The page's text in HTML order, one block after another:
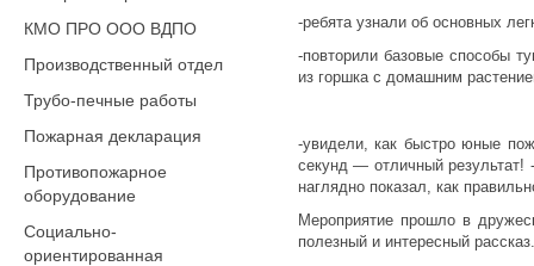
КМО ПРО ООО ВДПО
Производственный отдел
Трубо-печные работы
Пожарная декларация
Противопожарное
оборудование
Социально-
ориентированная
-ребята узнали об основных
-повторили базовые способы
из горшка с домашним
-увидели, как быстро юные
секунд — отличный результат!
наглядно показал, как
Мероприятие прошло в
полезный и интересный рассказ.